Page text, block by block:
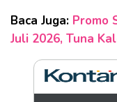
Baca Juga: Promo
Juli 2026, Tuna